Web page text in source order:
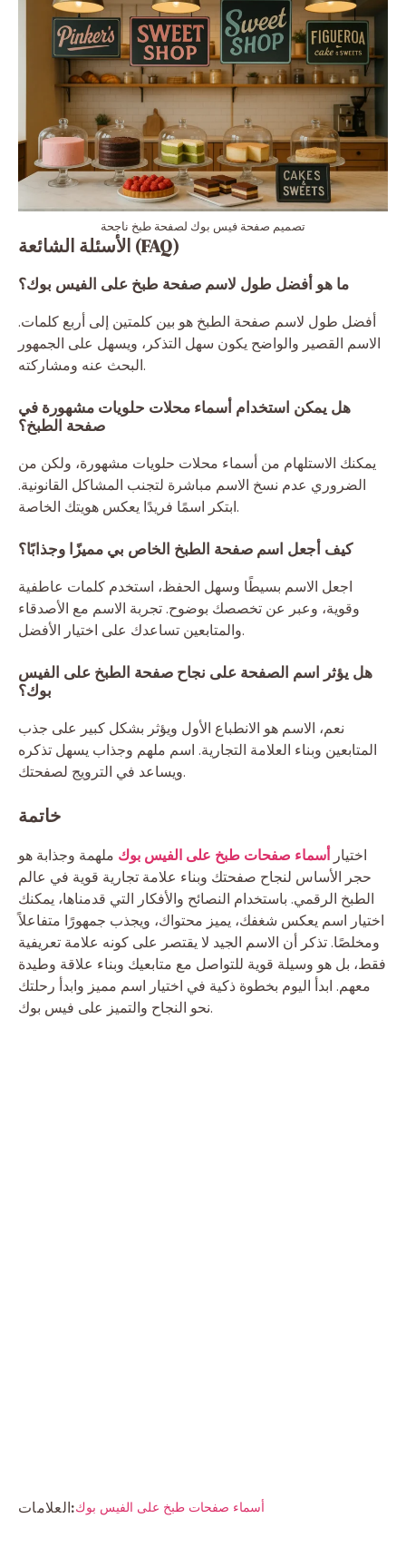
تصميم صفحة فيس بوك لصفحة طبخ ناجحة
الأسئلة الشائعة (FAQ)
ما هو أفضل طول لاسم صفحة طبخ على الفيس بوك؟
أفضل طول لاسم صفحة الطبخ هو بين كلمتين إلى أربع كلمات.
الاسم القصير والواضح يكون سهل التذكر، ويسهل على الجمهور
البحث عنه ومشاركته.
هل يمكن استخدام أسماء محلات حلويات مشهورة في
صفحة الطبخ؟
يمكنك الاستلهام من أسماء محلات حلويات مشهورة، ولكن من
الضروري عدم نسخ الاسم مباشرة لتجنب المشاكل القانونية.
ابتكر اسمًا فريدًا يعكس هويتك الخاصة.
كيف أجعل اسم صفحة الطبخ الخاص بي مميزًا وجذابًا؟
اجعل الاسم بسيطًا وسهل الحفظ، استخدم كلمات عاطفية
وقوية، وعبر عن تخصصك بوضوح. تجربة الاسم مع الأصدقاء
والمتابعين تساعدك على اختيار الأفضل.
هل يؤثر اسم الصفحة على نجاح صفحة الطبخ على الفيس
بوك؟
نعم، الاسم هو الانطباع الأول ويؤثر بشكل كبير على جذب
المتابعين وبناء العلامة التجارية. اسم ملهم وجذاب يسهل تذكره
ويساعد في الترويج لصفحتك.
خاتمة
اختيار أسماء صفحات طبخ على الفيس بوك ملهمة وجذابة هو
حجر الأساس لنجاح صفحتك وبناء علامة تجارية قوية في عالم
الطبخ الرقمي. باستخدام النصائح والأفكار التي قدمناها، يمكنك
اختيار اسم يعكس شغفك، يميز محتواك، ويجذب جمهورًا متفاعلاً
ومخلصًا. تذكر أن الاسم الجيد لا يقتصر على كونه علامة تعريفية
فقط، بل هو وسيلة قوية للتواصل مع متابعيك وبناء علاقة وطيدة
معهم. ابدأ اليوم بخطوة ذكية في اختيار اسم مميز وابدأ رحلتك
نحو النجاح والتميز على فيس بوك.
العلامات:أسماء صفحات طبخ على الفيس بوك